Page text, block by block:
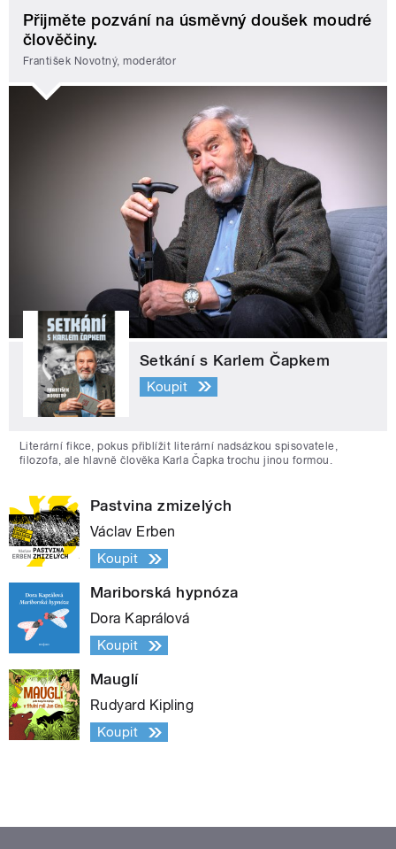
Přijměte pozvání na úsměvný doušek moudré
člověčiny.
František Novotný, moderátor
Setkání s Karlem Čapkem
Koupit
Literární fikce, pokus přiblížit literární nadsázkou spisovatele,
filozofa, ale hlavně člověka Karla Čapka trochu jinou formou.
Pastvina zmizelých
Václav Erben
Koupit
Mariborská hypnóza
Dora Kaprálová
Koupit
Mauglí
Rudyard Kipling
Koupit